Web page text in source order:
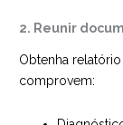
2. Reunir
Obtenha
comprovem: